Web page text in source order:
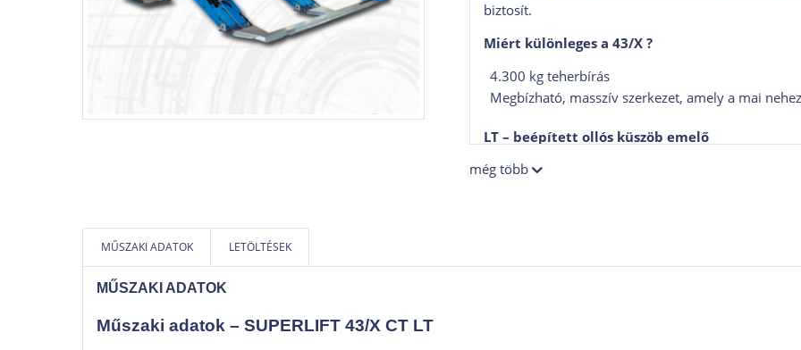
biztosít.
Miért különleges a 43/X ?
4.300 kg teherbírás
Megbízható, masszív szerkezet, amely a mai
LT – beépített ollós küszöb emelő
3.500 kg teherbírás
még több
MŰSZAKI ADATOK LETÖLTÉSEK
MŰSZAKI ADATOK
Műszaki adatok – SUPERLIFT 43/X CT LT